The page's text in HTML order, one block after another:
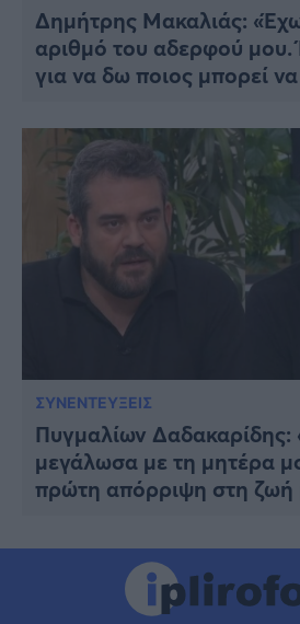
Δημήτρης Μακαλιάς:
αριθμό του αδερφού μου.
για να δω ποιος μπορεί
ΣΥΝΕΝΤΕΥΞΕΙΣ
Πυγμαλίων Δαδακαρίδης:
μεγάλωσα με τη μητέρα
πρώτη απόρριψη στη ζωή